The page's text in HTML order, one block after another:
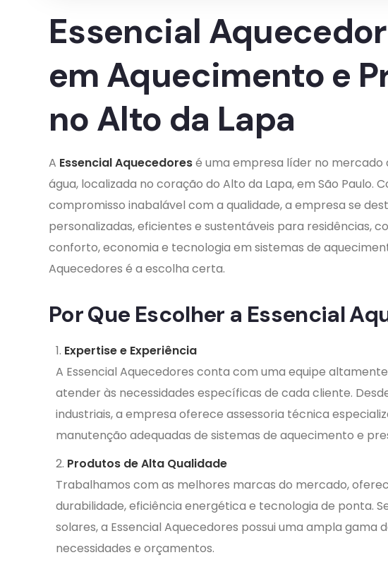
Essencial
em Aquecimento e
no Alto da Lapa
A Essencial Aquecedoresé uma empresa líder no mercado
água, localizada no coração do Alto da Lapa, em São Paulo.
compromisso inabalável com a qualidade, a empresa se
personalizadas, eficientes e sustentáveis para residências,
conforto, economia e tecnologia em sistemas de
Aquecedores é a escolha certa.
Por Que Escolher a Essencial
Expertise e Experiência
A Essencial Aquecedores conta com uma equipe
atender às necessidades específicas de cada cliente.
industriais, a empresa oferece assessoria técnica
manutenção adequadas de sistemas de aquecimento e
Produtos de Alta Qualidade
Trabalhamos com as melhores marcas do mercado,
durabilidade, eficiência energética e tecnologia de ponta.
solares, a Essencial Aquecedores possui uma ampla
necessidades e orçamentos.